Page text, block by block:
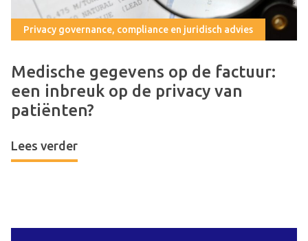
Privacy governance, compliance en juridisch advies
Medische gegevens op de factuur:
een inbreuk op de privacy van
patiënten?
Lees verder